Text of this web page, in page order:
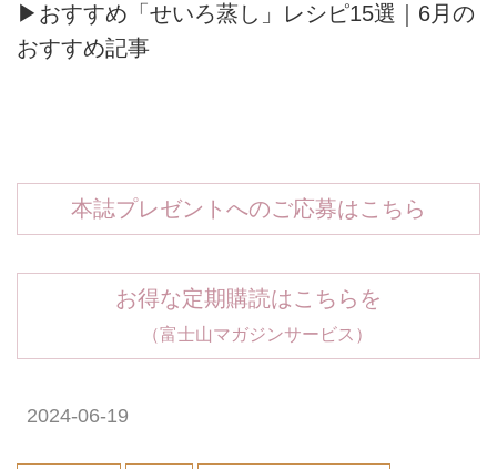
▶おすすめ「せいろ蒸し」レシピ15選｜6月の
おすすめ記事
本誌プレゼントへのご応募はこちら
お得な定期購読はこちらを
（富士山マガジンサービス）
2024-06-19